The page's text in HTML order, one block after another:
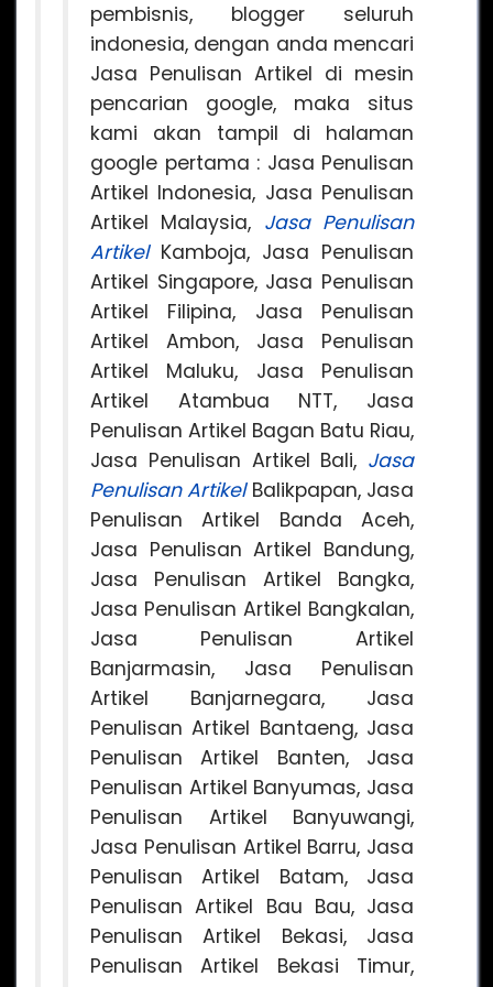
pembisnis, blogger seluruh
indonesia, dengan anda mencari
Jasa Penulisan Artikel di mesin
pencarian google, maka situs
kami akan tampil di halaman
google pertama : Jasa Penulisan
Artikel Indonesia, Jasa Penulisan
Artikel Malaysia, Jasa Penulisan
ArtikelKamboja, Jasa Penulisan
Artikel Singapore, Jasa Penulisan
Artikel Filipina, Jasa Penulisan
Artikel Ambon, Jasa Penulisan
Artikel Maluku, Jasa Penulisan
Artikel Atambua NTT, Jasa
Penulisan Artikel Bagan Batu Riau,
Jasa Penulisan Artikel Bali, Jasa
Penulisan ArtikelBalikpapan, Jasa
Penulisan Artikel Banda Aceh,
Jasa Penulisan Artikel Bandung,
Jasa Penulisan Artikel Bangka,
Jasa Penulisan Artikel Bangkalan,
Jasa Penulisan Artikel
Banjarmasin, Jasa Penulisan
Artikel Banjarnegara, Jasa
Penulisan Artikel Bantaeng, Jasa
Penulisan Artikel Banten, Jasa
Penulisan Artikel Banyumas, Jasa
Penulisan Artikel Banyuwangi,
Jasa Penulisan Artikel Barru, Jasa
Penulisan Artikel Batam, Jasa
Penulisan Artikel Bau Bau, Jasa
Penulisan Artikel Bekasi, Jasa
Penulisan Artikel Bekasi Timur,